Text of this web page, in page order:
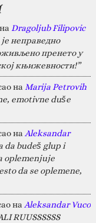
Dragoljub Filipovic
неправедно
пренето у
књижевности!”
на Marija Petrovih
emotivne duše
на Aleksandar
da budeš glup i
oplemenjuje
da se oplemene,
на Aleksandar Vuco
RUUSSSSSS